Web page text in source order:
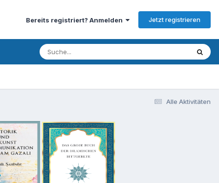
Bereits registriert? Anmelden Jetzt registrieren
Alle Aktivitäten